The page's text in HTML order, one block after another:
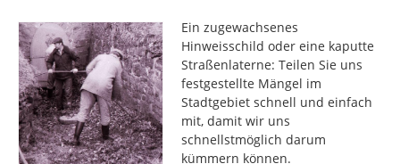
Ein zugewachsenes
Hinweisschild oder eine kaputte
Straßenlaterne: Teilen Sie uns
festgestellte Mängel im
Stadtgebiet schnell und einfach
mit, damit wir uns
schnellstmöglich darum
kümmern können.